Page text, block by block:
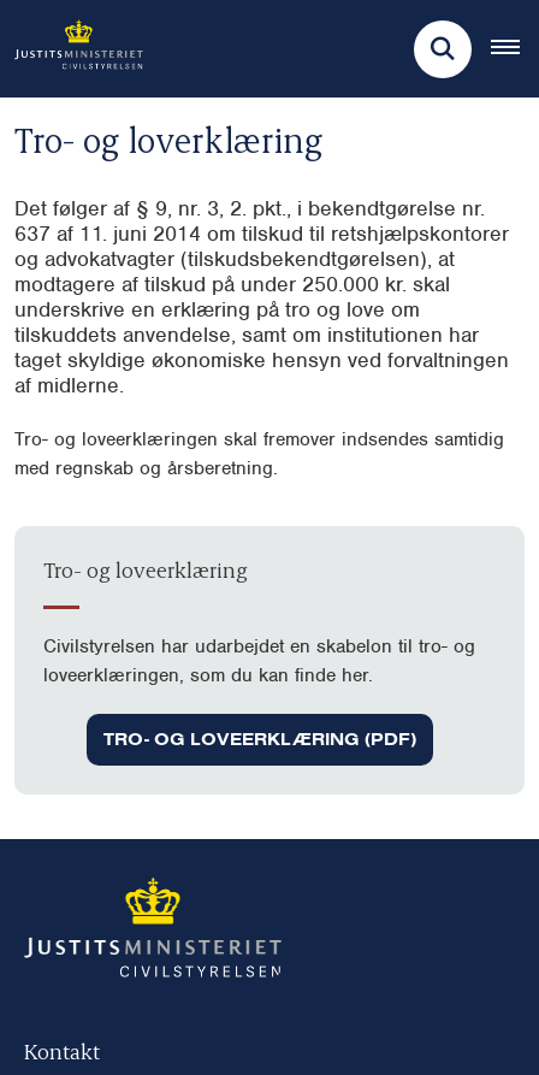
Tro- og loverklæring
Det følger af § 9, nr. 3, 2. pkt., i bekendtgørelse nr.
637 af 11. juni 2014 om tilskud til retshjælpskontorer
og advokatvagter (tilskudsbekendtgørelsen), at
modtagere af tilskud på under 250.000 kr. skal
underskrive en erklæring på tro og love om
tilskuddets anvendelse, samt om institutionen har
taget skyldige økonomiske hensyn ved forvaltningen
af midlerne.
Tro- og loveerklæringen skal fremover indsendes samtidig
med regnskab og årsberetning.
Tro- og loveerklæring
Civilstyrelsen har udarbejdet en skabelon til tro- og
loveerklæringen, som du kan finde her.
TRO- OG LOVEERKLÆRING (PDF)
Kontakt